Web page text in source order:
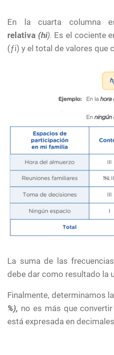
En la cuarta columna
relativa (hi). Es el cociente
(ƒi) y el total de valores que
La suma de las
debe dar como resultado la
Finalmente, determinamos la
%), no es más que
está expresada en